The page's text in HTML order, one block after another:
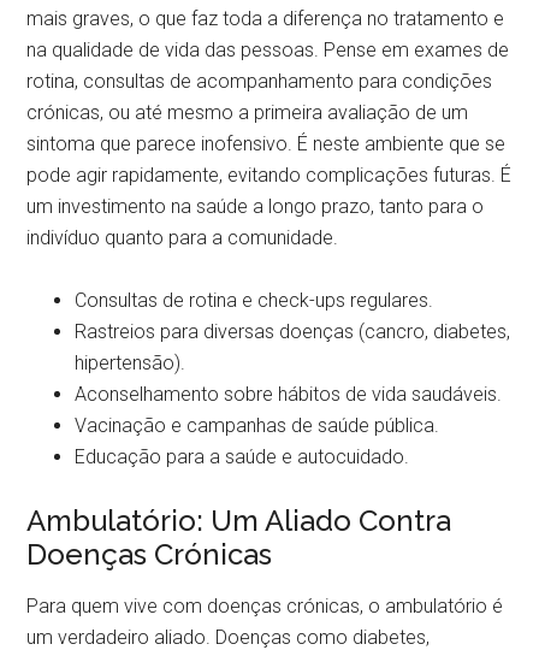
mais graves, o que faz toda a diferença no tratamento e
na qualidade de vida das pessoas. Pense em exames de
rotina, consultas de acompanhamento para condições
crónicas, ou até mesmo a primeira avaliação de um
sintoma que parece inofensivo. É neste ambiente que se
pode agir rapidamente, evitando complicações futuras. É
um investimento na saúde a longo prazo, tanto para o
indivíduo quanto para a comunidade.
Consultas de rotina e check-ups regulares.
Rastreios para diversas doenças (cancro, diabetes,
hipertensão).
Aconselhamento sobre hábitos de vida saudáveis.
Vacinação e campanhas de saúde pública.
Educação para a saúde e autocuidado.
Ambulatório: Um Aliado Contra
Doenças Crónicas
Para quem vive com doenças crónicas, o ambulatório é
um verdadeiro aliado. Doenças como diabetes,